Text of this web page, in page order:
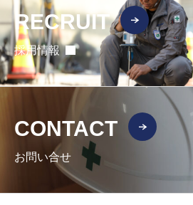
RECRUIT
採用情報
CONTACT
お問い合せ